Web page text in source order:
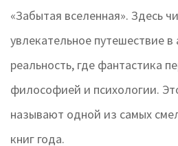
«Забытая вселенная». Здесь
увлекательное путешествие в
реальность, где фантастика
философией и психологии.
называют одной из самых
книг года.